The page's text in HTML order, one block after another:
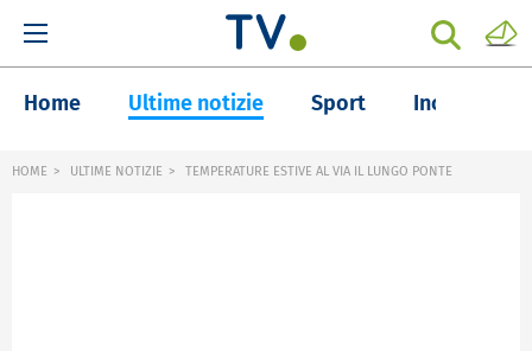
Home Ultime notizie Sport Inchieste
HOME ULTIME NOTIZIE TEMPERATURE ESTIVE AL VIA IL LUNGO PONTE